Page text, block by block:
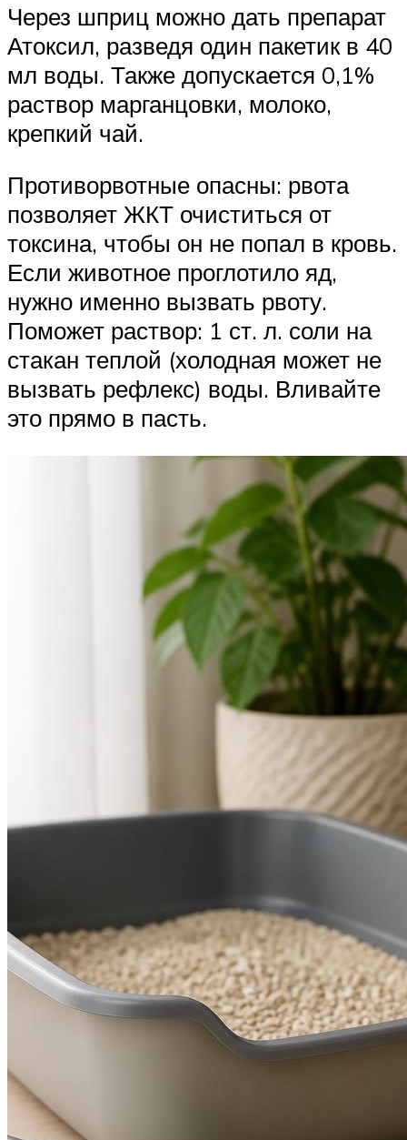
Через шприц можно дать препарат
Атоксил, разведя один пакетик в 40
мл воды. Также допускается 0,1%
раствор марганцовки, молоко,
крепкий чай.
Противорвотные опасны: рвота
позволяет ЖКТ очиститься от
токсина, чтобы он не попал в кровь.
Если животное проглотило яд,
нужно именно вызвать рвоту.
Поможет раствор: 1 ст. л. соли на
стакан теплой (холодная может не
вызвать рефлекс) воды. Вливайте
это прямо в пасть.